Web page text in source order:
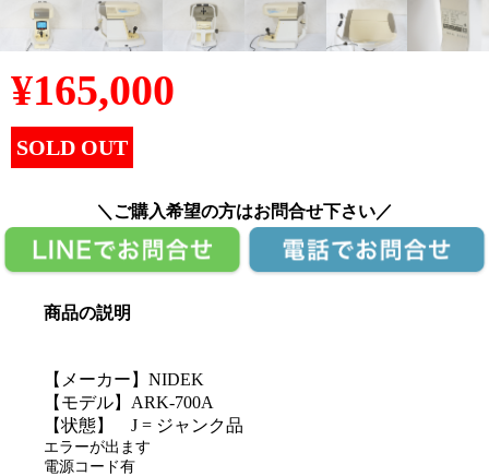
¥165,000
SOLD OUT
＼ご購入希望の方はお問合せ下さい／
商品の説明
【メーカー】NIDEK
【モデル】ARK-700A
【状態】 J = ジャンク品
エラーが出ます
電源コード有